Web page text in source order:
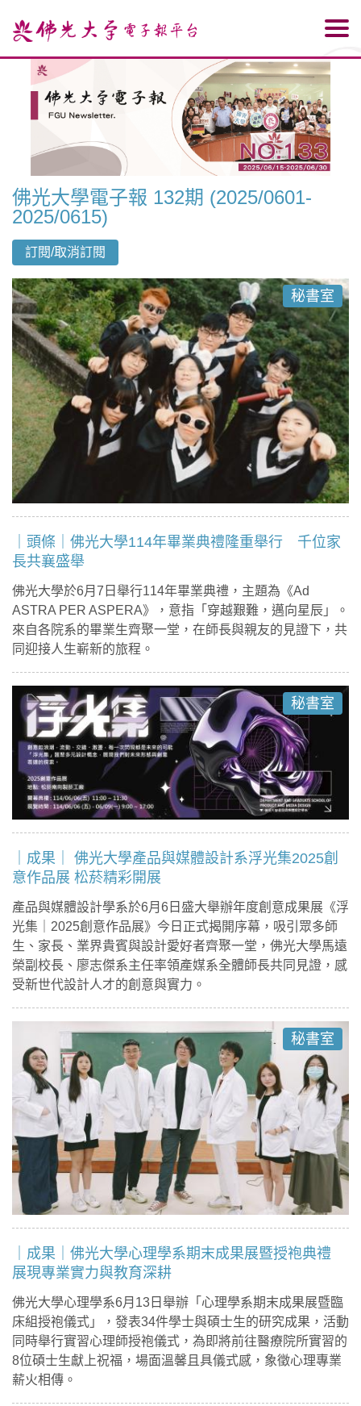
佛光大學電子報 132期 (2025/0601-
2025/0615)
訂閱/取消訂閱
秘書室
｜頭條｜佛光大學114年畢業典禮隆重舉行 千位家
長共襄盛舉
佛光大學於6月7日舉行114年畢業典禮，主題為《Ad
ASTRA PER ASPERA》，意指「穿越艱難，邁向星辰」。
來自各院系的畢業生齊聚一堂，在師長與親友的見證下，共
同迎接人生嶄新的旅程。
秘書室
｜成果｜ 佛光大學產品與媒體設計系浮光集2025創
意作品展 松菸精彩開展
產品與媒體設計學系於6月6日盛大舉辦年度創意成果展《浮
光集｜2025創意作品展》今日正式揭開序幕，吸引眾多師
生、家長、業界貴賓與設計愛好者齊聚一堂，佛光大學馬遠
榮副校長、廖志傑系主任率領產媒系全體師長共同見證，感
受新世代設計人才的創意與實力。
秘書室
｜成果｜佛光大學心理學系期末成果展暨授袍典禮
展現專業實力與教育深耕
佛光大學心理學系6月13日舉辦「心理學系期末成果展暨臨
床組授袍儀式」，發表34件學士與碩士生的研究成果，活動
同時舉行實習心理師授袍儀式，為即將前往醫療院所實習的
8位碩士生獻上祝福，場面溫馨且具儀式感，象徵心理專業
薪火相傳。